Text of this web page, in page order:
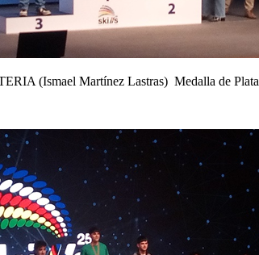
(Ismael Martínez Lastras) Medalla de Plata